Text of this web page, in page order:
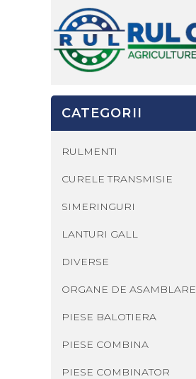
CATEGORII
RULMENTI
CURELE TRANSMISIE
SIMERINGURI
LANTURI GALL
DIVERSE
ORGANE DE ASAMBLARE
PIESE BALOTIERA
PIESE COMBINA
PIESE COMBINATOR